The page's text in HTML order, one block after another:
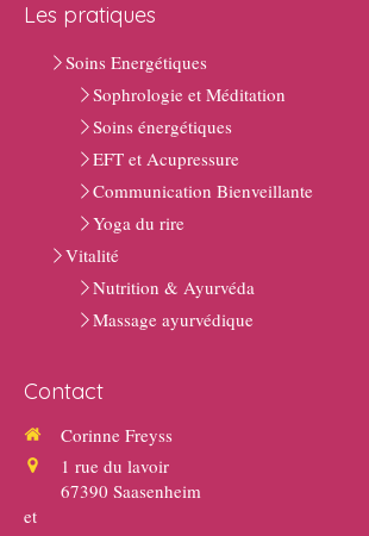
Les pratiques
Soins Energétiques
Sophrologie et Méditation
Soins énergétiques
EFT et Acupressure
Communication Bienveillante
Yoga du rire
Vitalité
Nutrition & Ayurvéda
Massage ayurvédique
Contact
Corinne Freyss
1 rue du lavoir
67390 Saasenheim
et